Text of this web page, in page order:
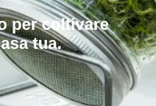
per coltivare
tua.